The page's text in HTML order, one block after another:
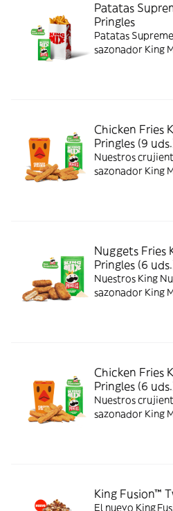
Patatas
Pringles
Patatas
sazonador King
Chicken Fries
Pringles (9
Nuestros
sazonador King
Nuggets Fries
Pringles (6
Nuestros King
sazonador King
Chicken Fries
Pringles (6
Nuestros
sazonador King
King Fusion™
El nuevo King